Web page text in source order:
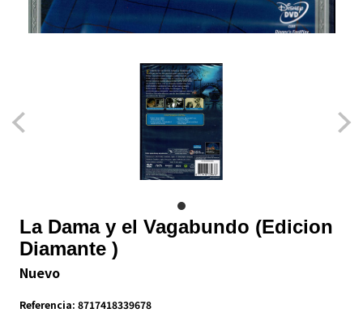
La Dama y el Vagabundo (Edicion
Diamante )
Nuevo
Referencia: 8717418339678